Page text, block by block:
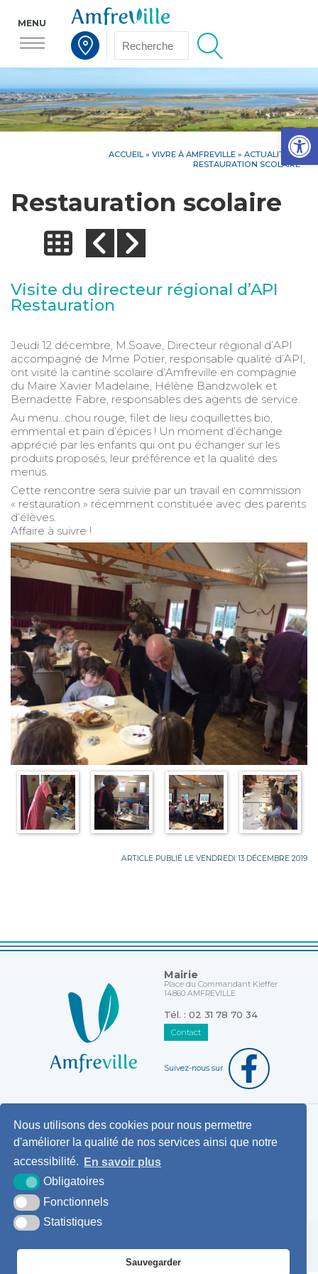
Nous utilisons des cookies pour nous permettre
d'améliorer la qualité de nos services ainsi que notre
accessibilité.
En savoir plus
Obligatoires
Fonctionnels
Statistiques
Sauvegarder
Voir la carte interactive
MENU
ACCUEIL » VIVRE À AMFREVILLE » ACTUALITÉS»
RESTAURATION SCOLAIRE
Restauration scolaire
Visite du directeur régional d’API
Restauration
Jeudi 12 décembre, M.Soave, Directeur régional d’API
accompagné de Mme Potier, responsable qualité d’API,
ont visité la cantine scolaire d’Amfreville en compagnie
du Maire Xavier Madelaine, Hélène Bandzwolek et
Bernadette Fabre, responsables des agents de service.
Au menu…chou rouge, filet de lieu coquillettes bio,
emmental et pain d’épices ! Un moment d’échange
apprécié par les enfants qui ont pu échanger sur les
produits proposés, leur préférence et la qualité des
menus.
Cette rencontre sera suivie par un travail en commission
« restauration » récemment constituée avec des parents
d’élèves.
Affaire à suivre !
ARTICLE PUBLIÉ LE VENDREDI 13 DÉCEMBRE 2019
Mairie
Place du Commandant Kieffer
14860 AMFREVILLE
Tél. : 02 31 78 70 34
Contact
Suivez-nous sur
Horaires d'ouverture au public
Pemanences des élus
Démarches administratives
Agence postale communale
site
légales